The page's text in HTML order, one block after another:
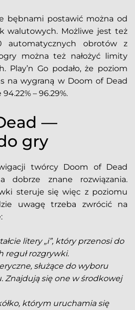
bębnami postawić można od
walutowych. Możliwe jest też
automatycznych obrotów z
można też nałożyć limity
Play’n Go podało, że poziom
na wygraną w Doom of Dead
– 96.29%.
—
gry
twórcy Doom of Dead
dobrze znane rozwiązania.
steruje się więc z poziomu
uwagę trzeba zwrócić na
litery „i”, który przenosi do
reguł rozgrywki.
służące do wyboru
Znajdują się one w środkowej
którym uruchamia się